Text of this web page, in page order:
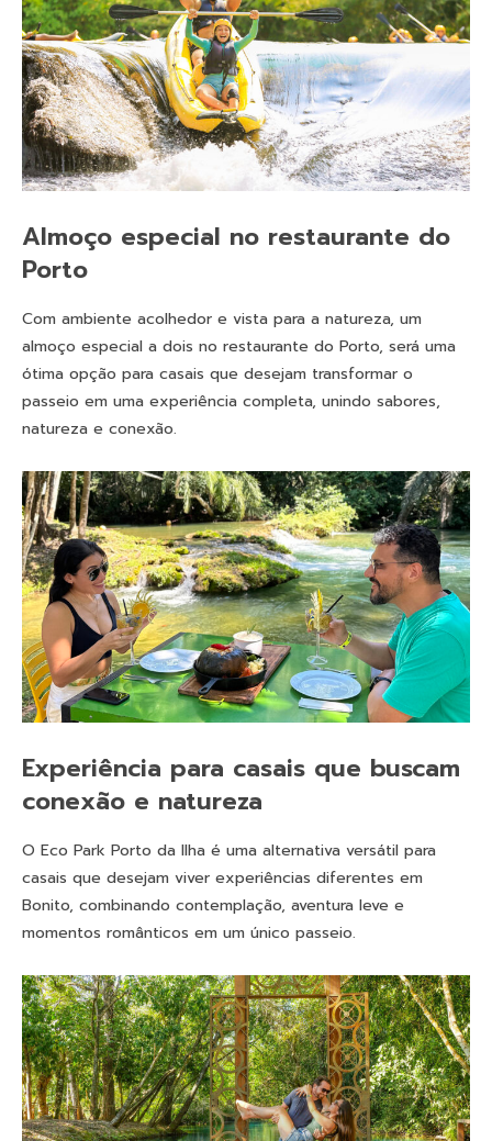
Almoço especial no restaurante do
Porto
Com ambiente acolhedor e vista para a natureza, um
almoço especial a dois no restaurante do Porto, será uma
ótima opção para casais que desejam transformar o
passeio em uma experiência completa, unindo sabores,
natureza e conexão.
Experiência para casais que buscam
conexão e natureza
O Eco Park Porto da Ilha é uma alternativa versátil para
casais que desejam viver experiências diferentes em
Bonito, combinando contemplação, aventura leve e
momentos românticos em um único passeio.